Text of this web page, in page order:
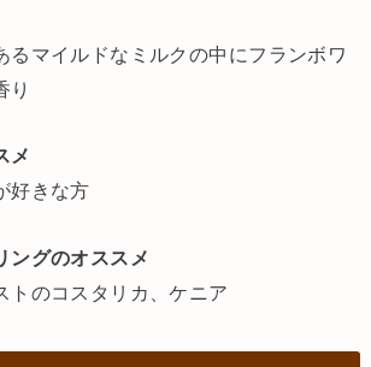
るマイルドなミルクの中にフランボワ
り
メ
好きな方
ングのオススメ
トのコスタリカ、ケニア